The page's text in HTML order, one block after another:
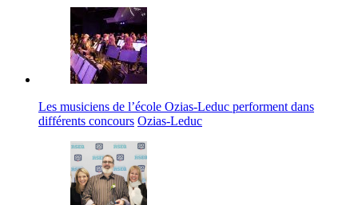
Les musiciens de l’école Ozias-Leduc performent dans
différents concours Ozias-Leduc